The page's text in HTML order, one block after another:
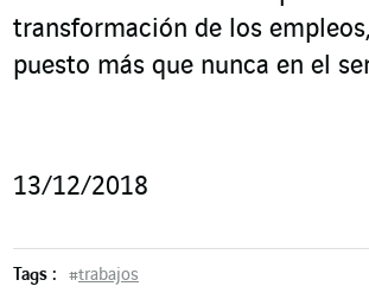
transformación de los
puesto más que nunca en el
13/12/2018
Tags : #trabajos